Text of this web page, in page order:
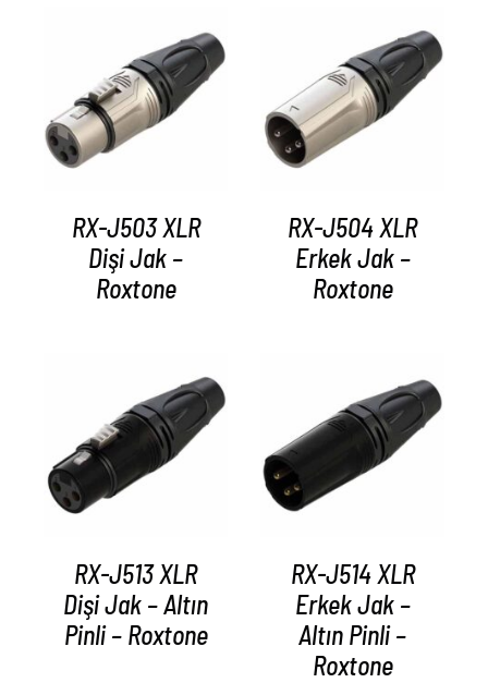
AYRINTILAR
RX-J503 XLR
Dişi Jak –
Roxtone
AYRINTILAR
RX-J504 XLR
Erkek Jak –
Roxtone
AYRINTILAR
RX-J513 XLR
Dişi Jak – Altın
Pinli – Roxtone
AYRINTILAR
RX-J514 XLR
Erkek Jak –
Altın Pinli –
Roxtone